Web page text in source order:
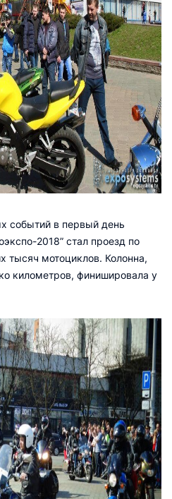
событий в первый день
2018” стал проезд по
тысяч мотоциклов. Колонна,
километров, финишировала у